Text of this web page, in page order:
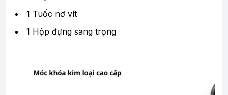
1 Tuốc nơ vít
1 Hộp đựng sang trọng